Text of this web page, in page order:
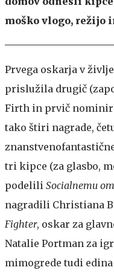
moško vlogo, režijo
Prvega oskarja v
prislužila drugič
Firth in prvič
tako štiri nagrade,
tri kipce (za glasbo,
podelili Socialnemu
nagradili Christiana
Fighter, oskar za
Natalie Portman za
mimogrede tudi